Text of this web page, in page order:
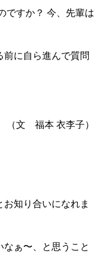
ですか？ 今、先輩は
に自ら進んで質問
（文 福本 衣李子）
知り合いになれま
ぁ〜、と思うこと